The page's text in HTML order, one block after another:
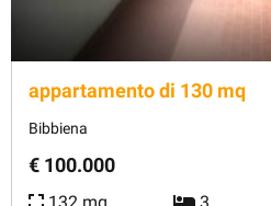
appartamento di 130 mq
Bibbiena
€ 100.000